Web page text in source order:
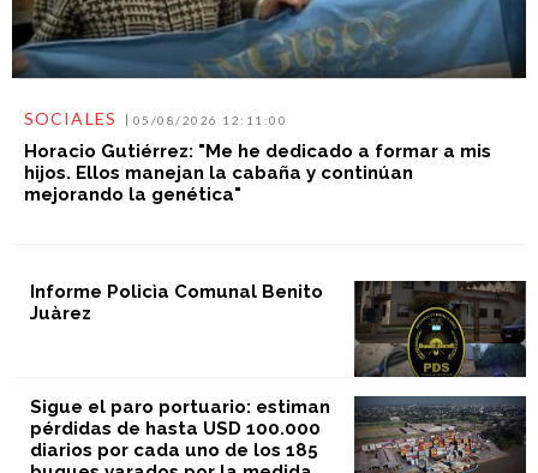
SOCIALES 05/08/2026 12:11:00
Horacio Gutiérrez: "Me he dedicado a formar a mis
hijos. Ellos manejan la cabaña y continúan
mejorando la genética"
Informe Policìa Comunal Benito
Juàrez
Sigue el paro portuario: estiman
pérdidas de hasta USD 100.000
diarios por cada uno de los 185